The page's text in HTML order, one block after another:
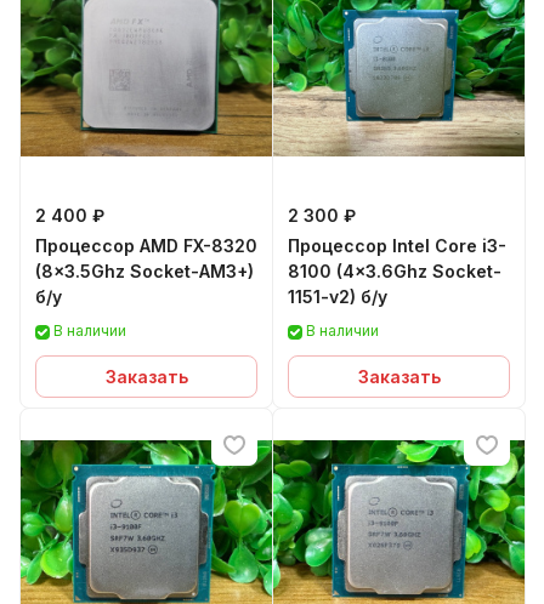
2 400 ₽
Процессор AMD FX-8320
(8x3.5Ghz Socket-AM3+)
б/у
В наличии
Заказать
2 300 ₽
Процессор Intel Core i3-
8100 (4x3.6Ghz Socket-
1151-v2) б/у
В наличии
Заказать